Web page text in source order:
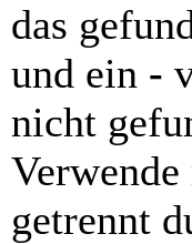
das
und ein -
nicht
getrennt